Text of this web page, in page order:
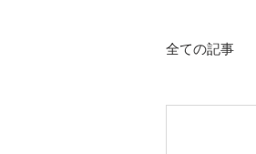
全ての記事